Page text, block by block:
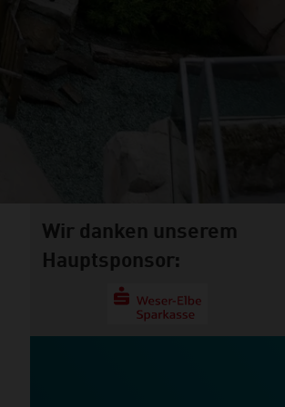
Wir danken unserem
Hauptsponsor: